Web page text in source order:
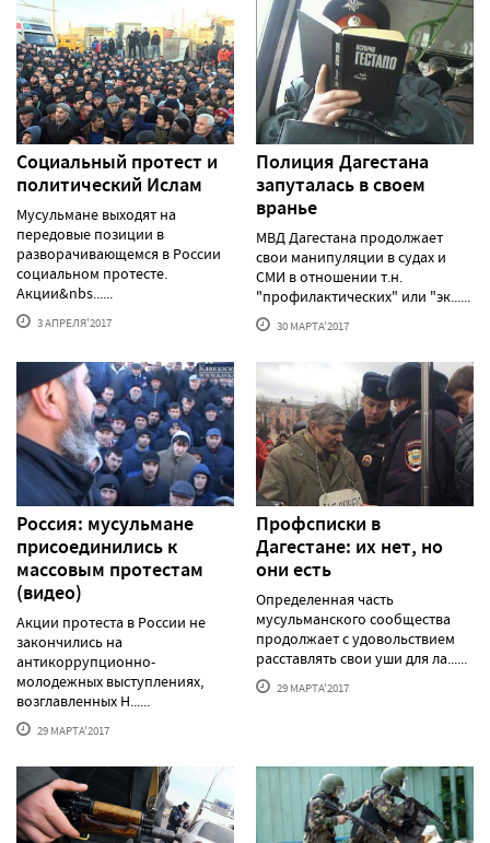
Социальный протест и
политический Ислам
Мусульмане выходят на
передовые позиции в
разворачивающемся в России
социальном протесте.
Акции&nbs......
3 АПРЕЛЯ'2017
Полиция Дагестана
запуталась в своем
вранье
МВД Дагестана продолжает
свои манипуляции в судах и
СМИ в отношении т.н.
"профилактических" или "эк......
30 МАРТА'2017
Россия: мусульмане
присоединились к
массовым протестам
(видео)
Акции протеста в России не
закончились на
антикоррупционно-
молодежных выступлениях,
возглавленных Н......
29 МАРТА'2017
Профсписки в
Дагестане: их нет, но
они есть
Определенная часть
мусульманского сообщества
продолжает с удовольствием
расставлять свои уши для ла......
29 МАРТА'2017